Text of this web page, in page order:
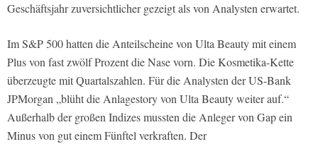
Geschäftsjahr zuversichtlicher gezeigt als von Analysten erwartet.
Im S&P 500 hatten die Anteilscheine von Ulta Beauty mit einem
Plus von fast zwölf Prozent die Nase vorn. Die Kosmetika-Kette
überzeugte mit Quartalszahlen. Für die Analysten der US-Bank
JPMorgan „blüht die Anlagestory von Ulta Beauty weiter auf.“
Außerhalb der großen Indizes mussten die Anleger von Gap ein
Minus von gut einem Fünftel verkraften. Der